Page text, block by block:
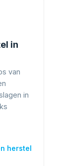
in
van
in
herstel